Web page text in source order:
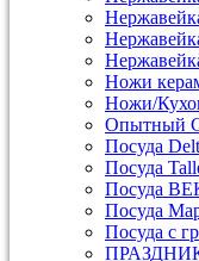
Ножи
Ножи/
Опытный
Посуда
Посуда
Посуда
Посуда
Посуда с